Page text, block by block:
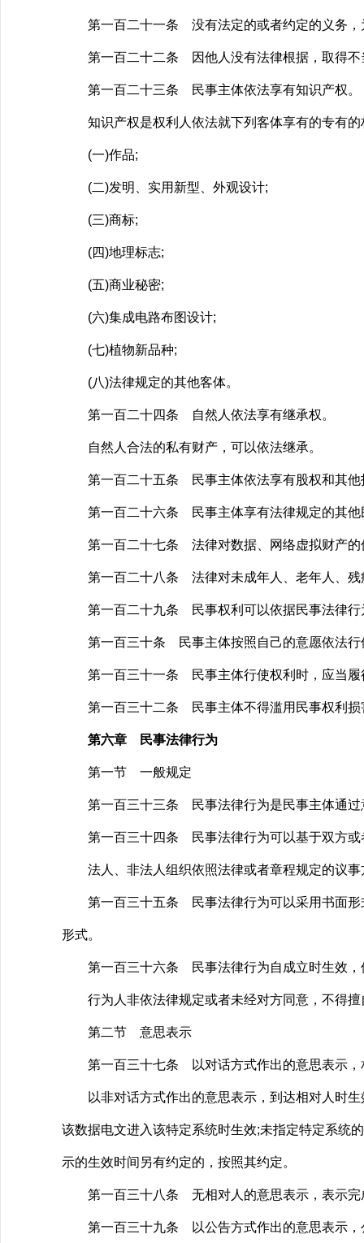
第一百二十一条 没有法定的或者约定的义务，
第一百二十二条 因他人没有法律根据，取得不
第一百二十三条 民事主体依法享有知识产权。
知识产权是权利人依法就下列客体享有的专有的
(一)作品;
(二)发明、实用新型、外观设计;
(三)商标;
(四)地理标志;
(五)商业秘密;
(六)集成电路布图设计;
(七)植物新品种;
(八)法律规定的其他客体。
第一百二十四条 自然人依法享有继承权。
自然人合法的私有财产，可以依法继承。
第一百二十五条 民事主体依法享有股权和其他
第一百二十六条 民事主体享有法律规定的其他
第一百二十七条 法律对数据、网络虚拟财产的
第一百二十八条 法律对未成年人、老年人、残
第一百二十九条 民事权利可以依据民事法律行
第一百三十条 民事主体按照自己的意愿依法行
第一百三十一条 民事主体行使权利时，应当履
第一百三十二条 民事主体不得滥用民事权利损
第六章 民事法律行为
第一节 一般规定
第一百三十三条 民事法律行为是民事主体通过
第一百三十四条 民事法律行为可以基于双方或
法人、非法人组织依照法律或者章程规定的议事
第一百三十五条 民事法律行为可以采用书面形式
形式。
第一百三十六条 民事法律行为自成立时生效，
行为人非依法律规定或者未经对方同意，不得擅
第二节 意思表示
第一百三十七条 以对话方式作出的意思表示，
以非对话方式作出的意思表示，到达相对人时生
该数据电文进入该特定系统时生效;未指定特定系统
示的生效时间另有约定的，按照其约定。
第一百三十八条 无相对人的意思表示，表示完
第一百三十九条 以公告方式作出的意思表示，